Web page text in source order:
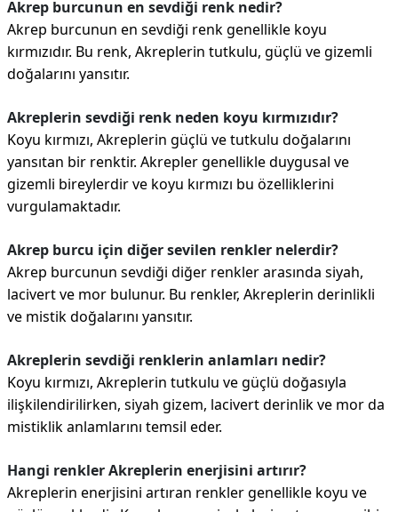
Akrep burcunun en sevdiği renk nedir?
Akrep burcunun en sevdiği renk genellikle koyu
kırmızıdır. Bu renk, Akreplerin tutkulu, güçlü ve gizemli
doğalarını yansıtır.
Akreplerin sevdiği renk neden koyu kırmızıdır?
Koyu kırmızı, Akreplerin güçlü ve tutkulu doğalarını
yansıtan bir renktir. Akrepler genellikle duygusal ve
gizemli bireylerdir ve koyu kırmızı bu özelliklerini
vurgulamaktadır.
Akrep burcu için diğer sevilen renkler nelerdir?
Akrep burcunun sevdiği diğer renkler arasında siyah,
lacivert ve mor bulunur. Bu renkler, Akreplerin derinlikli
ve mistik doğalarını yansıtır.
Akreplerin sevdiği renklerin anlamları nedir?
Koyu kırmızı, Akreplerin tutkulu ve güçlü doğasıyla
ilişkilendirilirken, siyah gizem, lacivert derinlik ve mor da
mistiklik anlamlarını temsil eder.
Hangi renkler Akreplerin enerjisini artırır?
Akreplerin enerjisini artıran renkler genellikle koyu ve